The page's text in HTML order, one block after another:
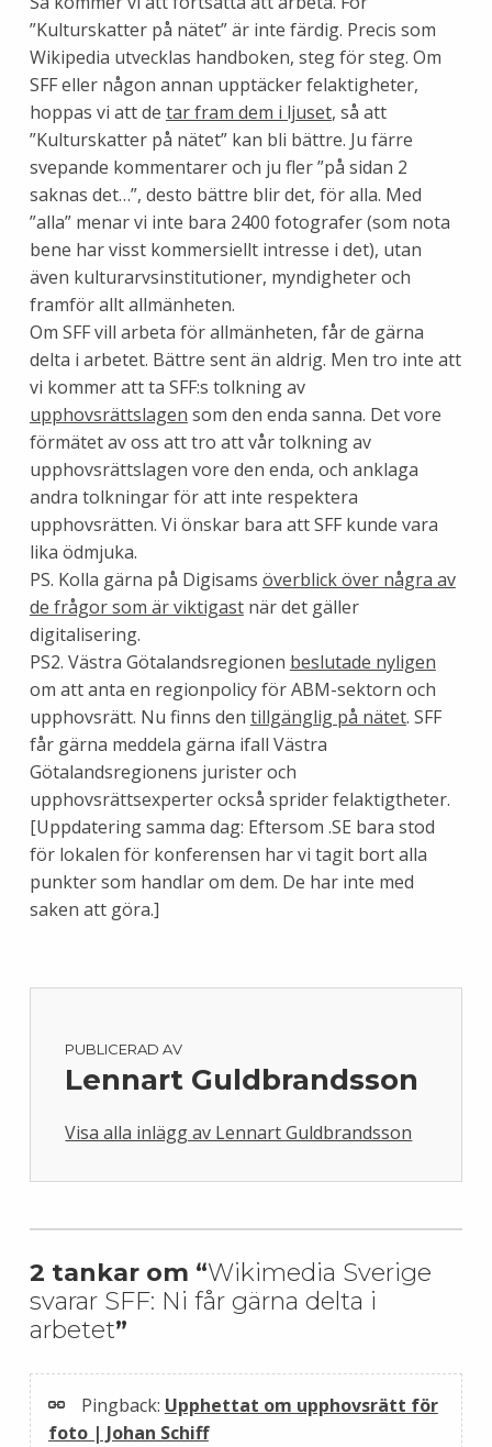
”Kulturskatter på nätet” är inte färdig. Precis som
Wikipedia utvecklas handboken, steg för steg. Om
SFF eller någon annan upptäcker felaktigheter,
hoppas vi att de tar fram dem i ljuset, så att
”Kulturskatter på nätet” kan bli bättre. Ju färre
svepande kommentarer och ju fler ”på sidan 2
saknas det…”, desto bättre blir det, för alla. Med
”alla” menar vi inte bara 2400 fotografer (som nota
bene har visst kommersiellt intresse i det), utan
även kulturarvsinstitutioner, myndigheter och
framför allt allmänheten.
Om SFF vill arbeta för allmänheten, får de gärna
delta i arbetet. Bättre sent än aldrig. Men tro inte att
vi kommer att ta SFF:s tolkning av
upphovsrättslagen som den enda sanna. Det vore
förmätet av oss att tro att vår tolkning av
upphovsrättslagen vore den enda, och anklaga
andra tolkningar för att inte respektera
upphovsrätten. Vi önskar bara att SFF kunde vara
lika ödmjuka.
PS. Kolla gärna på Digisams överblick över några av
de frågor som är viktigastnär det gäller
digitalisering.
PS2. Västra Götalandsregionen beslutade nyligen
om att anta en regionpolicy för ABM-sektorn och
upphovsrätt. Nu finns den tillgänglig på nätet. SFF
får gärna meddela gärna ifall Västra
Götalandsregionens jurister och
upphovsrättsexperter också sprider felaktigtheter.
[Uppdatering samma dag: Eftersom .SE bara stod
för lokalen för konferensen har vi tagit bort alla
punkter som handlar om dem. De har inte med
saken att göra.]
PUBLICERAD AV
Lennart Guldbrandsson
Visa alla inlägg av Lennart Guldbrandsson
Skip back to main navigation
2 tankar om “Wikimedia Sverige
svarar SFF: Ni får gärna delta i
arbetet”
Pingback: Upphettat om upphovsrätt för
foto | Johan Schiff